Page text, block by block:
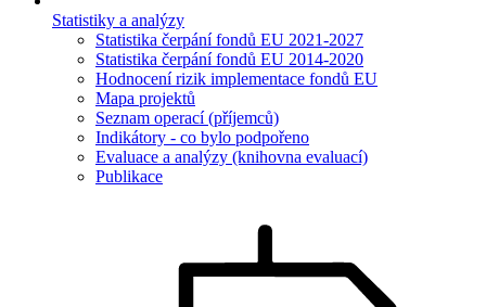
Statistiky a analýzy
Statistika čerpání fondů EU 2021-2027
Statistika čerpání fondů EU 2014-2020
Hodnocení rizik implementace fondů EU
Mapa projektů
Seznam operací (příjemců)
Indikátory - co bylo podpořeno
Evaluace a analýzy (knihovna evaluací)
Publikace